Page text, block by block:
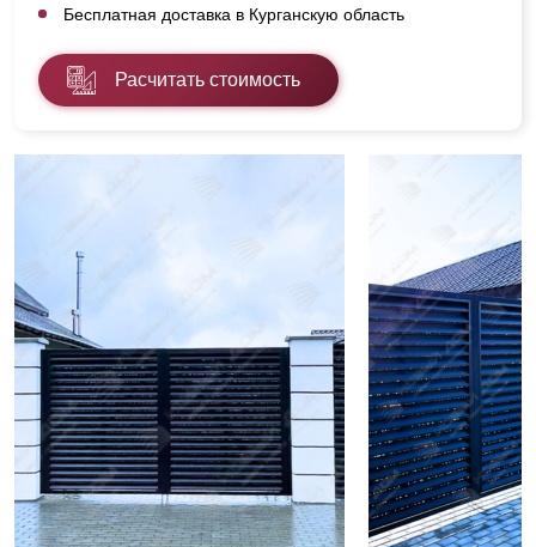
Бесплатная доставка в Курганскую область
Расчитать стоимость